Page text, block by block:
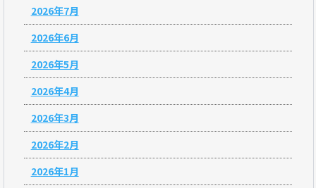
2026年7月
2026年6月
2026年5月
2026年4月
2026年3月
2026年2月
2026年1月